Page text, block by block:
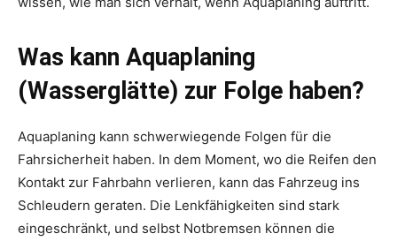
Was kann Aquaplaning
(Wasserglätte) zur Folge haben?
Aquaplaning kann schwerwiegende Folgen für die
Fahrsicherheit haben. In dem Moment, wo die Reifen den
Kontakt zur Fahrbahn verlieren, kann das Fahrzeug ins
Schleudern geraten. Die Lenkfähigkeiten sind stark
eingeschränkt, und selbst Notbremsen können die